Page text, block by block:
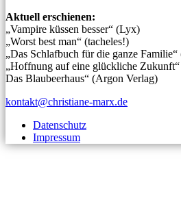
Aktuell erschienen:
„Vampire küssen besser“ (Lyx)
„Worst best man“ (tacheles!)
„Das Schlafbuch für die ganze
„Hoffnung auf eine glückliche
Das Blaubeerhaus“ (Argon Verlag)
kontakt@christiane-marx.de
Datenschutz
Impressum